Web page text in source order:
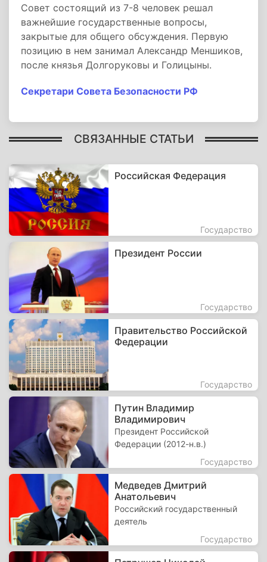
Совет состоящий из 7-8 человек решал
важнейшие государственные вопросы,
закрытые для общего обсуждения. Первую
позицию в нем занимал Александр Меншиков,
после князья Долгоруковы и Голицыны.
Секретари Совета Безопасности РФ
СВЯЗАННЫЕ СТАТЬИ
Российская Федерация
Государство
Президент России
Государство
Правительство Российской
Федерации
Государство
Путин Владимир
Владимирович
Президент Российской
Федерации (2012-н.в.)
Государство
Медведев Дмитрий
Анатольевич
Российский государственный
деятель
Государство